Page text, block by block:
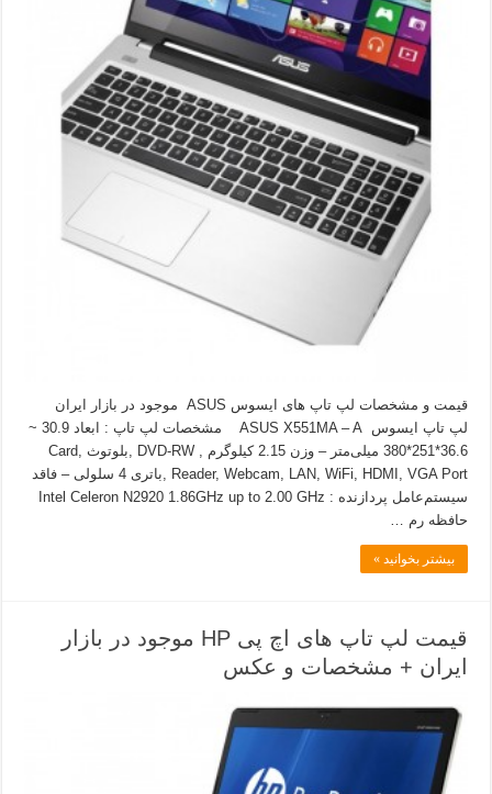
قیمت و مشخصات لپ تاپ های ایسوس ASUS موجود در بازار ایران
لپ تاپ ایسوس ASUS X551MA – A مشخصات لپ تاپ : ابعاد 30.9 ~
36.6*251*380 میلی‌متر – وزن 2.15 کیلوگرم , DVD-RW ,بلوتوث ,Card
Reader, Webcam, LAN, WiFi, HDMI, VGA Port ,باتری 4 سلولی – فاقد
سیستم‌عامل پردازنده : Intel Celeron N2920 1.86GHz up to 2.00 GHz
حافظه رم …
بیشتر بخوانید »
قیمت لپ تاپ های اچ پی HP موجود در بازار
ایران + مشخصات و عکس